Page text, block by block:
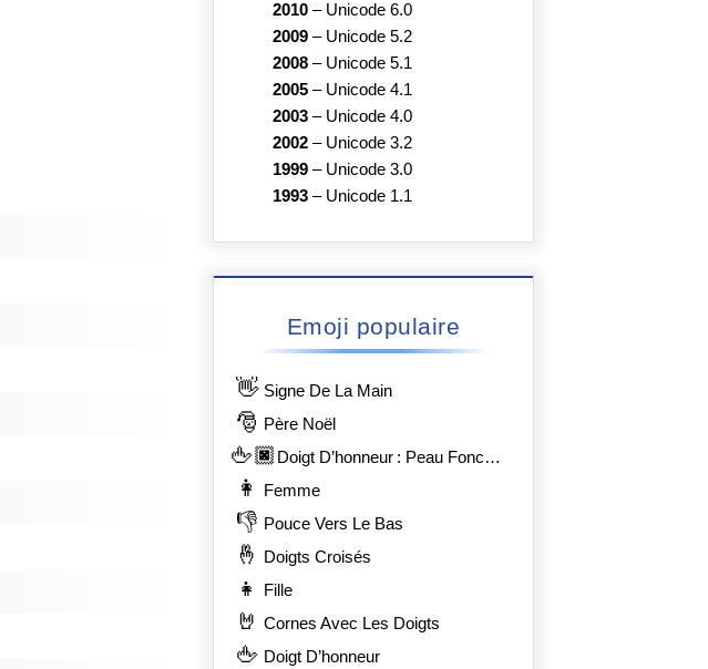
2010 – Unicode 6.0
2009 – Unicode 5.2
2008 – Unicode 5.1
2005 – Unicode 4.1
2003 – Unicode 4.0
2002 – Unicode 3.2
1999 – Unicode 3.0
1993 – Unicode 1.1
Emoji populaire
👋 Signe De La Main
🎅 Père Noël
🖕🏿 Doigt D’honneur : Peau Foncée
👩 Femme
👎 Pouce Vers Le Bas
🤞 Doigts Croisés
👧 Fille
🤘 Cornes Avec Les Doigts
🖕 Doigt D’honneur